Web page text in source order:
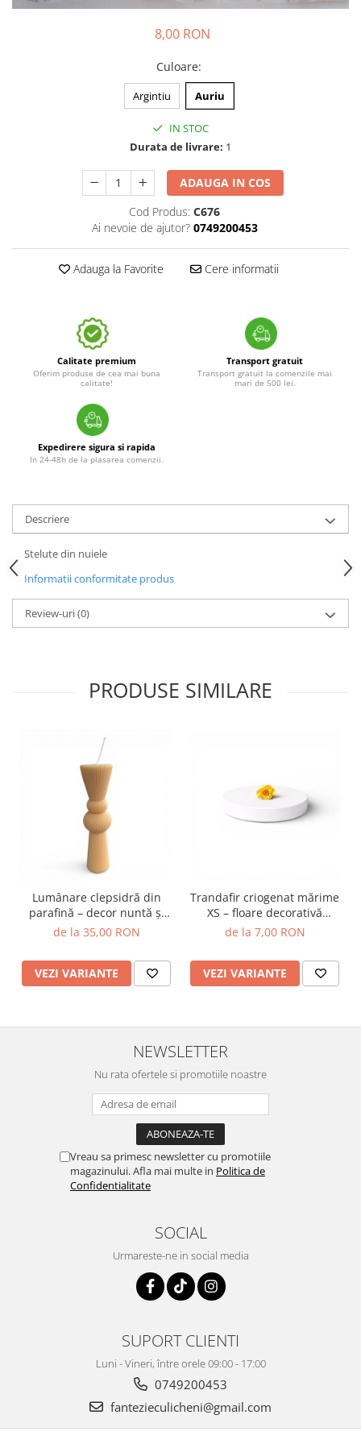
8,00 RON
Culoare:
Argintiu Auriu
IN STOC
Durata de livrare: 1
ADAUGA IN COS
Cod Produs: C676
Ai nevoie de ajutor? 0749200453
Adauga la Favorite Cere informatii
Calitate premium
Oferim produse de cea mai buna
calitate!
Transport gratuit
Transport gratuit la comenzile mai
mari de 500 lei.
Expedirere sigura si rapida
In 24-48h de la plasarea comenzii.
Descriere
Stelute din nuiele
Informatii conformitate produs
Review-uri(0)
PRODUSE SIMILARE
Lumânare clepsidră din
parafină – decor nuntă și
botez, lumânare eveniment
de la 35,00 RON
VEZI VARIANTE
Trandafir criogenat mărime
XS – floare decorativă
naturală
de la 7,00 RON
VEZI VARIANTE
NEWSLETTER
Nu rata ofertele si promotiile noastre
Vreau sa primesc newsletter cu promotiile
magazinului. Afla mai multe in Politica de
Confidentialitate
SOCIAL
Urmareste-ne in social media
SUPORT CLIENTI
Luni - Vineri, între orele 09:00 - 17:00
0749200453
fantezieculicheni@gmail.com